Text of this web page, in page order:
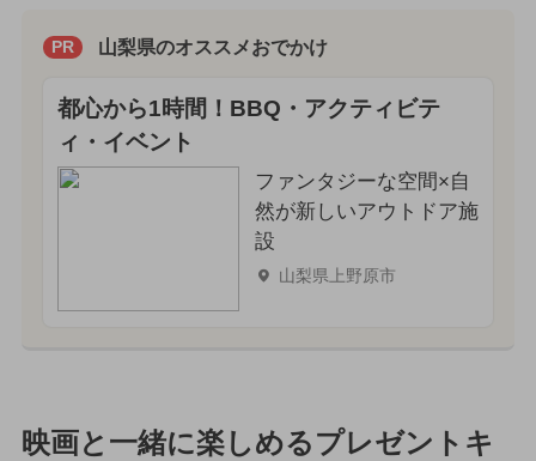
PR 山梨県のオススメおでかけ
都心から1時間！BBQ・アクティビテ
ィ・イベント
ファンタジーな空間×自
然が新しいアウトドア施
設
山梨県上野原市
映画と一緒に楽しめるプレゼントキ